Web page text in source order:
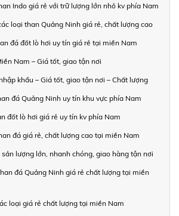
Indo giá rẻ với trữ lượng lớn nhỏ kv phía Nam
loại than Quảng Ninh giá rẻ, chất lượng cao
đá đốt lò hơi uy tín giá rẻ tại miền Nam
Nam – Giá tốt, giao tận nơi
khẩu – Giá tốt, giao tận nơi – Chất lượng
đá Quảng Ninh uy tín khu vực phía Nam
đốt lò hơi giá rẻ uy tín kv phía Nam
đá giá rẻ, chất lượng cao tại miền Nam
lượng lớn, nhanh chóng, giao hàng tận nơi
đá Quảng Ninh giá rẻ chất lượng tại miền
loại giá rẻ chất lượng tại miền Nam